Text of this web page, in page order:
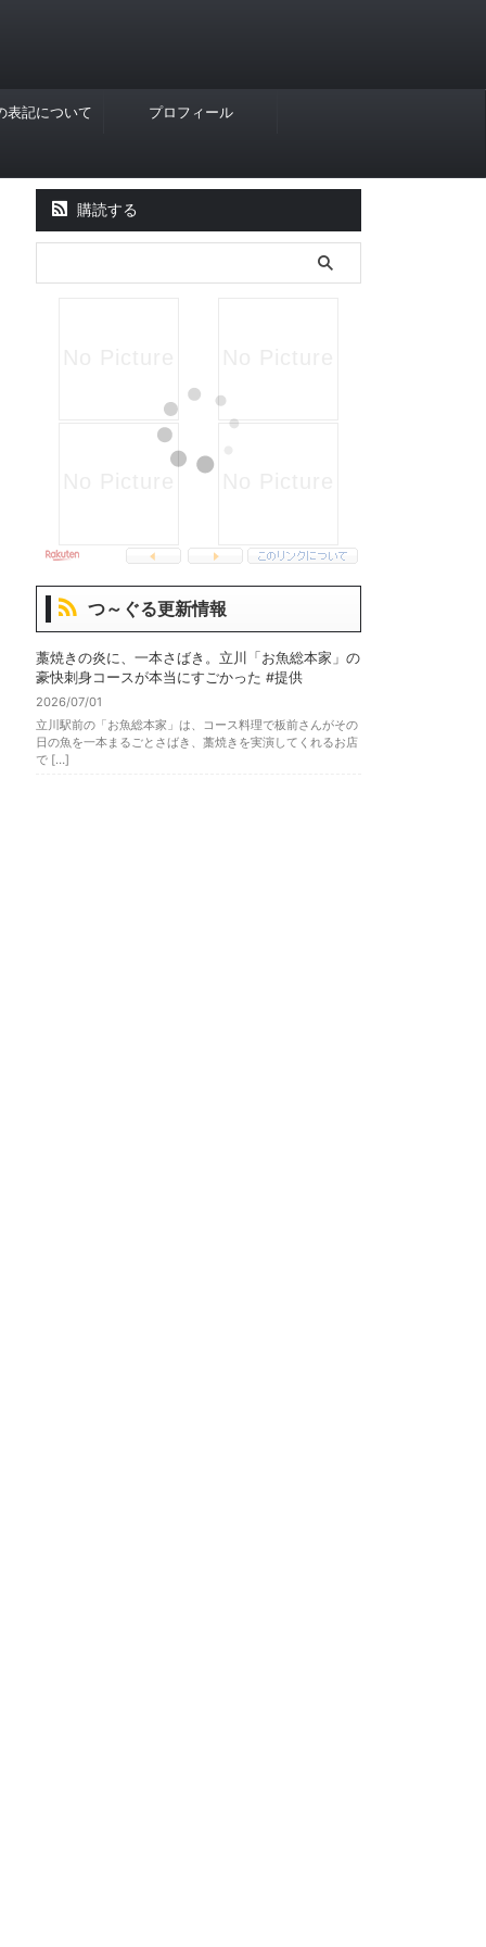
表記について プロフィール
購読する
つ～ぐる更新情報
藁焼きの炎に、一本さばき。立川「お魚総本家」の
豪快刺身コースが本当にすごかった #提供
2026/07/01
立川駅前の「お魚総本家」は、コース料理で板前さんがその
日の魚を一本まるごとさばき、藁焼きを実演してくれるお店
で […]